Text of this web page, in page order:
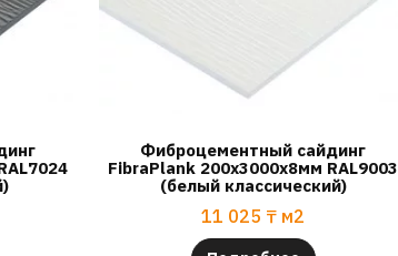
Фиброцементный сайдинг
FibraPlank 200х3000х8мм RAL9003
(белый классический)
11 025 ₸ м2